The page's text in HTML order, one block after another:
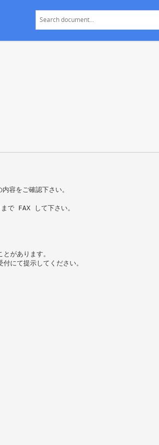
容をご確認下さい。
で FAX して下さい。
があります。
にて提示してください。